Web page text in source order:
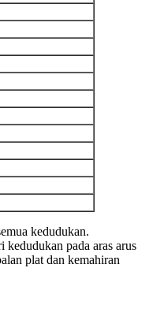
kedudukan.
pada aras arus
plat dan kemahiran